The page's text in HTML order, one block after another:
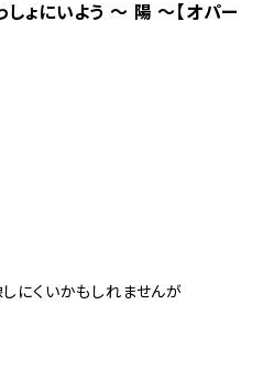
しょにいよう ～ 陽 ～【オパー
にくいかもしれませんが